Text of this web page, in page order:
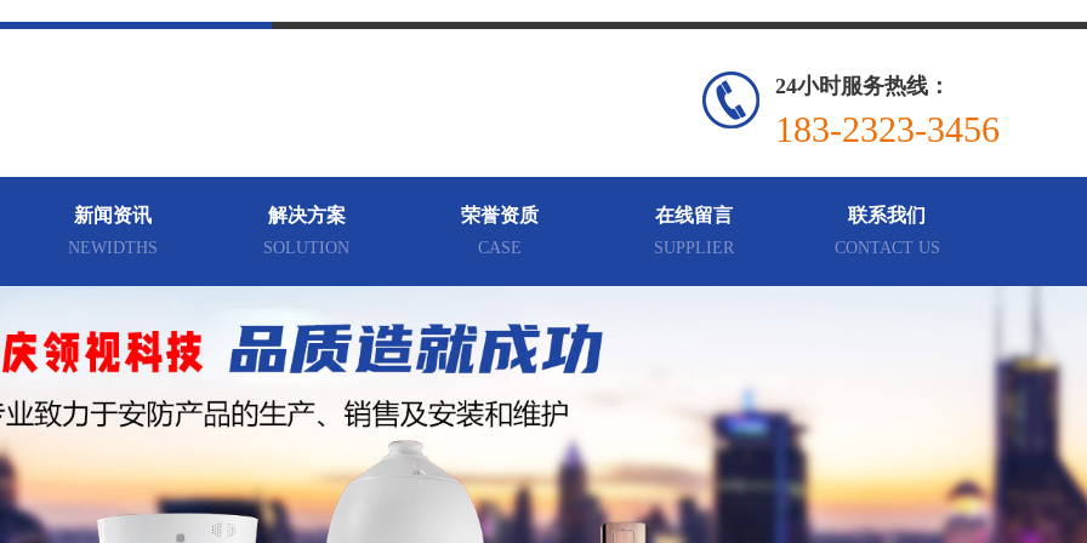
24小时服务热线：
183-2323-3456
新闻资讯
NEWIDTHS
解决方案
SOLUTION
荣誉资质
CASE
在线留言
SUPPLIER
联系我们
CONTACT US